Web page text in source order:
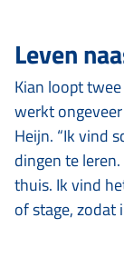
Leven
Kian loopt
werkt
Heijn. “Ik vind
dingen te
thuis. Ik vind
of stage, zodat